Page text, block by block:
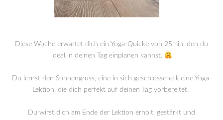
Diese Woche erwartet dich ein Yoga-Quicke von 25min, den du
ideal in deinen Tag einplanen kannst.
Du lernst den Sonnengruss, eine in sich geschlossene kleine Yoga-
Lektion, die dich perfekt auf deinen Tag vorbereitet.
Du wirst dich am Ende der Lektion erholt, gestärkt und